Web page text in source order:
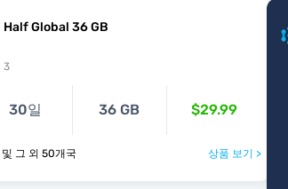
Half Global 36 GB
3
30일 36 GB $29.99
🇺🇸 및 그 외 50개국 상품 보기 >